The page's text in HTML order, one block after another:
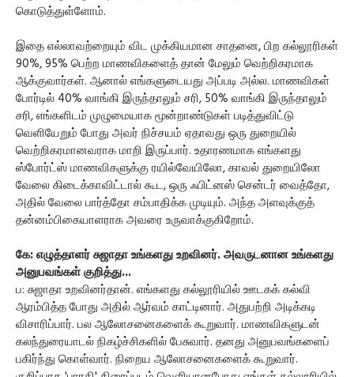
கொடுத்துள்ளோம்.
இதை எல்லாவற்றையும் விட முக்கியமான சாதனை, பிற கல்லூரிகள்
90%, 95% பெற்ற மாணவிகளைத் தான் மேலும் வெற்றிகரமாக
ஆக்குவார்கள். ஆனால் எங்களுடையது அப்படி அல்ல. மாணவிகள்
போர்டில் 40% வாங்கி இருந்தாலும் சரி, 50% வாங்கி இருந்தாலும்
சரி, எங்களிடம் முழுமையாக மூன்றாண்டுகள் படித்துவிட்டு
வெளியேறும் போது அவர் நிச்சயம் ஏதாவது ஒரு துறையில்
வெற்றிகரமானவராக மாறி இருப்பார். உதாரணமாக எங்களது
ஸ்போர்ட்ஸ் மாணவிகளுக்கு ரயில்வேயிலோ, காவல் துறையிலோ
வேலை கிடைக்காவிட்டால் கூட, ஒரு ஃபிட்னஸ் சென்டர் வைத்தோ,
அதில் வேலை பார்த்தோ சம்பாதிக்க முடியும். அந்த அளவுக்குத்
தன்னம்பிகையாளராக அவரை உருவாக்குகிறோம்.
கே: எழுத்தாளர் சுஜாதா உங்களது உறவினர். அவருடனான உங்களது
அனுபவங்கள் குறித்து...
ப: சுஜாதா உறவினர்தான். எங்களது கல்லூரியில் ஊடகக் கல்வி
ஆரம்பித்த போது அதில் ஆர்வம் காட்டினார். அதுபற்றி அடிக்கடி
விசாரிப்பார். பல ஆலோசனைகளைக் கூறுவார். மாணவிகளுடன்
கலந்துரையாடல் நிகழ்ச்சிகளில் பேசுவார். தனது அனுபவங்களைப்
பகிர்ந்து கொள்வார். நிறைய ஆலோசனைகளைக் கூறுவார்.